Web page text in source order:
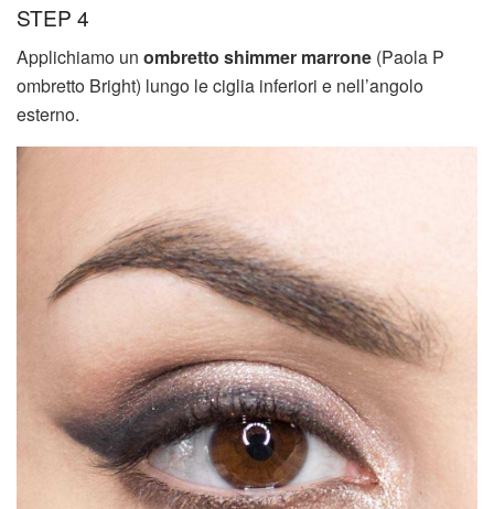
STEP 4
Applichiamo un ombretto shimmer marrone (Paola P
ombretto Bright) lungo le ciglia inferiori e nell’angolo
esterno.